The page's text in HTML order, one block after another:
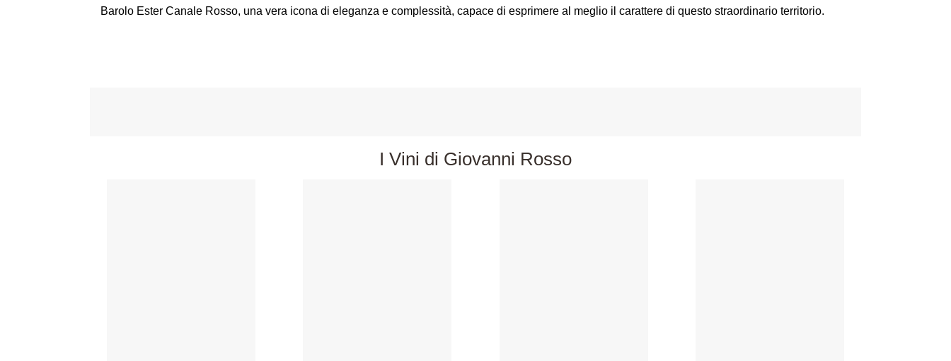
Barolo Ester Canale Rosso, una vera icona di eleganza e complessità, capace di esprimere al meglio il carattere di questo straordinario territorio.
I Vini di Giovanni Rosso